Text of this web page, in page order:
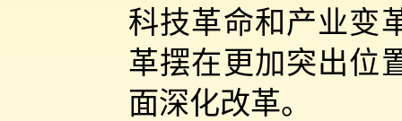
科技革命和产业变
革摆在更加突出位
面深化改革。